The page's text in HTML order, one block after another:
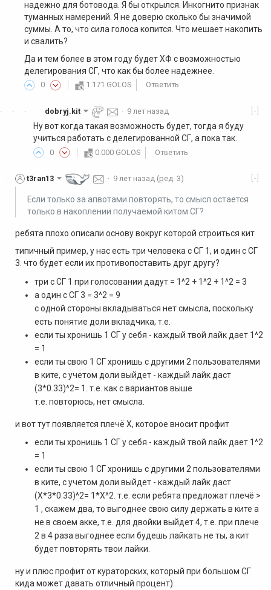
надежно для ботовода. Я бы открылся. Инкогнито признак
туманных намерений. Я не доверю сколько бы значимой
суммы. А то, что сила голоса копится. Что мешает накопить
и свалить?
Да и тем более в этом году будет ХФ с возможностью
делегирования СГ, что как бы более надежнее.
0 1.171 GOLOS Ответить
·
·
· [-]
dobryj.kit · 9 лет назад
Ну вот когда такая возможность будет, тогда я буду
учиться работать с делегированной СГ, а пока так.
0 0.000 GOLOS Ответить
· [-]
t3ran13 · 9 лет назад (ред. 3)
Если только за апвотами повторять, то смысл остается
только в накоплении получаемой китом СГ?
ребята плохо описали основу вокруг которой строиться кит
типичный пример, у нас есть три человека с СГ 1, и один с СГ
3. что будет если их противопоставить друг другу?
три с СГ 1 при голосовании дадут = 1^2 + 1^2 + 1^2 = 3
а один с СГ 3 = 3^2 = 9
с одной стороны вкладываться нет смысла, поскольку
есть понятие доли вкладчика, т.е.
если ты хронишь 1 СГ у себя - каждый твой лайк дает 1^2
= 1
если ты свою 1 СГ хронишь с другими 2 пользователями
в ките, с учетом доли выйдет - каждый лайк даст
(3*0.33)^2= 1. т.е. как с вариантов выше
т.е. повторюсь, нет смысла.
и вот тут появляется плечё Х, которое вносит профит
если ты хронишь 1 СГ у себя - каждый твой лайк дает 1^2
= 1
если ты свою 1 СГ хронишь с другими 2 пользователями
в ките, с учетом доли выйдет - каждый лайк даст
(X*3*0.33)^2= 1*X^2. т.е. если ребята предложат плечё >
1 , скажем два, то выгоднее свою силу держать в ките а
не в своем акке, т.е. для двойки выйдет 4, т.е. при плече
2 в 4 раза выгоднее если будешь лайкать не ты, а кит
будет повторять твои лайки.
ну и плюс профит от кураторских, который при большом СГ
кида может давать отличный процент)